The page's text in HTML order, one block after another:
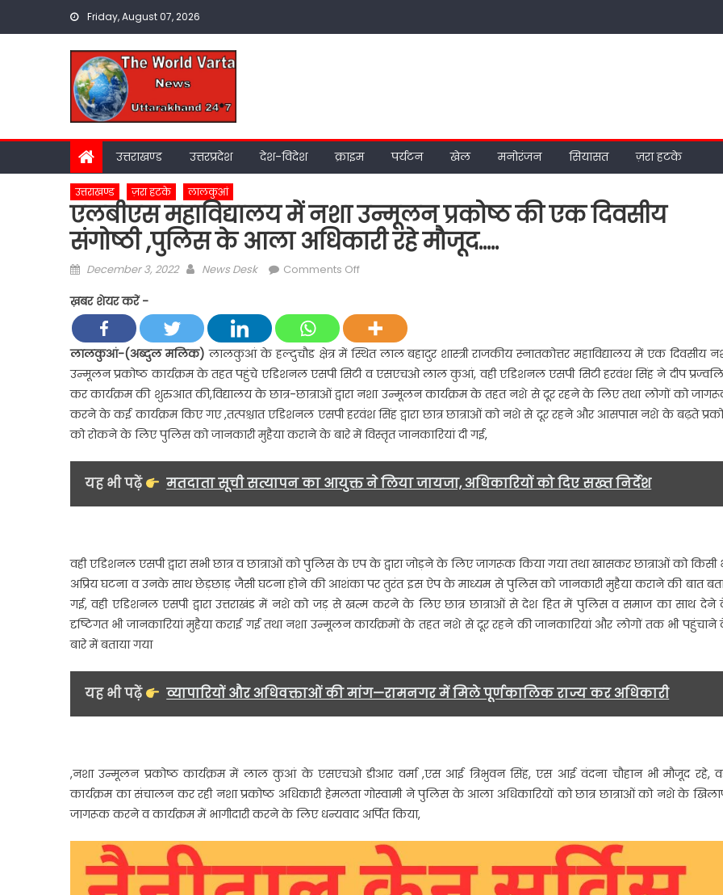
Friday, August 07, 2026
उत्तराखण्ड उत्तरप्रदेश देश-विदेश क्राइम पर्यटन खेल मनोरंजन सियासत ज़रा हटके
उत्तराखण्ड ज़रा हटके लालकुआं
एलबीएस महाविद्यालय में नशा उन्मूलन प्रकोष्ठ की एक दिवसीय
संगोष्ठी ,पुलिस के आला अधिकारी रहे मौजूद…..
Posted
December 3, 2022 Author
News Desk Comments Offon
नशा
उन्मूलन
प्रकोष्ठ
की
एक
दिवसीय
,पुलिस
के
आला
मौजूद…..
ख़बर शेयर करें -
लालकुआं-(अब्दुल मलिक) लालकुआं के हल्दुचौड क्षेत्र में स्थित लाल बहादुर शास्त्री राजकीय स्नातकोत्तर महाविद्यालय में एक दिवसीय
उन्मूलन प्रकोष्ठ कार्यक्रम के तहत पहुंचे एडिशनल एसपी सिटी व एसएचओ लाल कुआं, वही एडिशनल एसपी सिटी हरवंश सिंह ने दीप
कर कार्यक्रम की शुरुआत की,विद्यालय के छात्र-छात्राओं द्वारा नशा उन्मूलन कार्यक्रम के तहत नशे से दूर रहने के लिए तथा लोगों को
करने के कई कार्यक्रम किए गए ,तत्पश्चात एडिशनल एसपी हरवंश सिंह द्वारा छात्र छात्राओं को नशे से दूर रहने और आसपास नशे के बढ़ते
को रोकने के लिए पुलिस को जानकारी मुहैया कराने के बारे में विस्तृत जानकारियां दी गई,
यह भी पढ़ें मतदाता सूची सत्यापन का आयुक्त ने लिया जायजा, अधिकारियों को दिए सख्त निर्देश
वही एडिशनल एसपी द्वारा सभी छात्र व छात्राओं को पुलिस के एप के द्वारा जोड़ने के लिए जागरूक किया गया तथा खासकर छात्राओं को किसी
अप्रिय घटना व उनके साथ छेड़छाड़ जैसी घटना होने की आशंका पर तुरंत इस ऐप के माध्यम से पुलिस को जानकारी मुहैया कराने की बात
गई, वही एडिशनल एसपी द्वारा उत्तराखंड में नशे को जड़ से खत्म करने के लिए छात्र छात्राओं से देश हित में पुलिस व समाज का साथ
दृष्टिगत भी जानकारियां मुहैया कराई गई तथा नशा उन्मूलन कार्यक्रमों के तहत नशे से दूर रहने की जानकारियां और लोगों तक भी
बारे में बताया गया
यह भी पढ़ें व्यापारियों और अधिवक्ताओं की मांग—रामनगर में मिले पूर्णकालिक राज्य कर अधिकारी
,नशा उन्मूलन प्रकोष्ठ कार्यक्रम में लाल कुआं के एसएचओ डीआर वर्मा ,एस आई त्रिभुवन सिंह, एस आई वंदना चौहान भी मौजूद रहे,
कार्यक्रम का संचालन कर रही नशा प्रकोष्ठ अधिकारी हेमलता गोस्वामी ने पुलिस के आला अधिकारियों को छात्र छात्राओं को नशे के
जागरूक करने व कार्यक्रम में भागीदारी करने के लिए धन्यवाद अर्पित किया,